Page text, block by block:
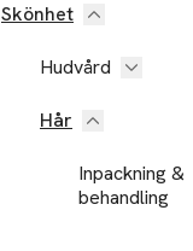
Skönhet
Hudvård
Hår
Inpackning &
behandling